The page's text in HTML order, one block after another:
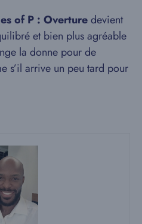
of P : Overturedevient
et bien plus agréable
la donne pour de
s’il arrive un peu tard pour